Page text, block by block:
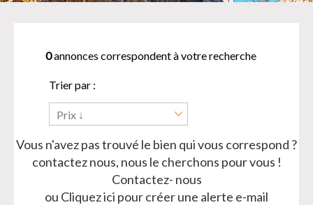
0annonces correspondent à votre recherche
Trier par :
Prix ↓
Vous n'avez pas trouvé le bien qui vous correspond ?
contactez nous, nous le cherchons pour vous !
Contactez- nous
ou Cliquez ici pour créer une alerte e-mail